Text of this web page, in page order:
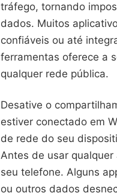
tráfego, tornando
dados. Muitos
confiáveis ou até
ferramentas oferece a
qualquer rede pública.
Desative o
estiver conectado em
de rede do seu
Antes de usar
seu telefone. Alguns
ou outros dados